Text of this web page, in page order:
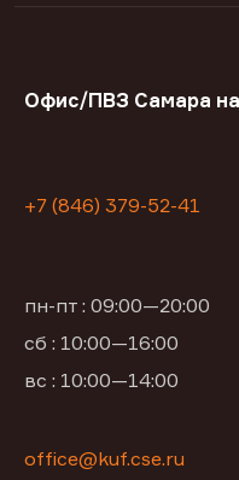
Офис/ПВЗ Самара
+7 (846) 379-52-41
пн-пт : 09:00—20:00
сб : 10:00—16:00
вс : 10:00—14:00
office@kuf.cse.ru